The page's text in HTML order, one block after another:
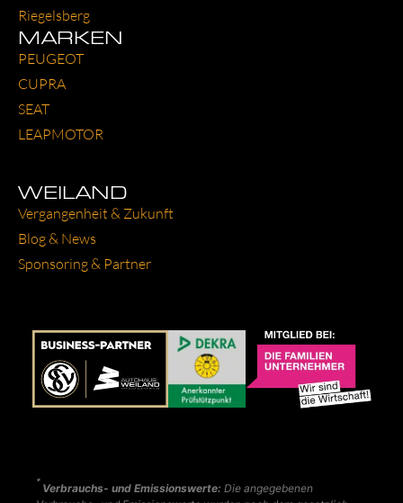
Rie­gels­berg
MARKEN
PEU­GEOT
CUP­RA
SEAT
LEAP­MO­TOR
WEILAND
Ver­gan­gen­heit & Zukunft
Blog & News
Spon­so­ring & Part­ner
*
Verbrauchs- und Emissionswerte: Die angegebenen